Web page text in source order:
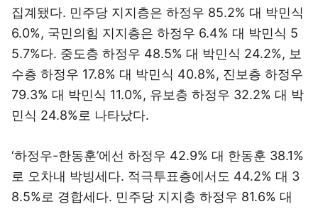
집계됐다. 민주당 지지층은 하정우 85.2% 대 박민식
6.0%, 국민의힘 지지층은 하정우 6.4% 대 박민식 5
5.7%다. 중도층 하정우 48.5% 대 박민식 24.2%, 보
수층 하정우 17.8% 대 박민식 40.8%, 진보층 하정우
79.3% 대 박민식 11.0%, 유보층 하정우 32.2% 대 박
민식 24.8%로 나타났다.
‘하정우-한동훈’에선 하정우 42.9% 대 한동훈 38.1%
로 오차내 박빙세다. 적극투표층에서도 44.2% 대 3
8.5%로 경합세다. 민주당 지지층 하정우 81.6% 대